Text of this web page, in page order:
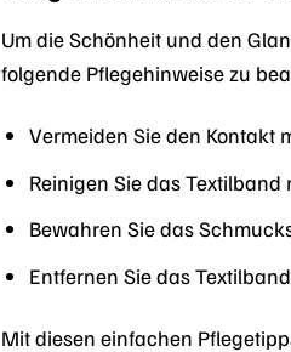
Um die Schönheit und den
folgende Pflegehinweise zu
Vermeiden Sie den Kontakt
Reinigen Sie das
Bewahren Sie das
Entfernen Sie das
Mit diesen einfachen